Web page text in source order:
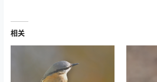
相关